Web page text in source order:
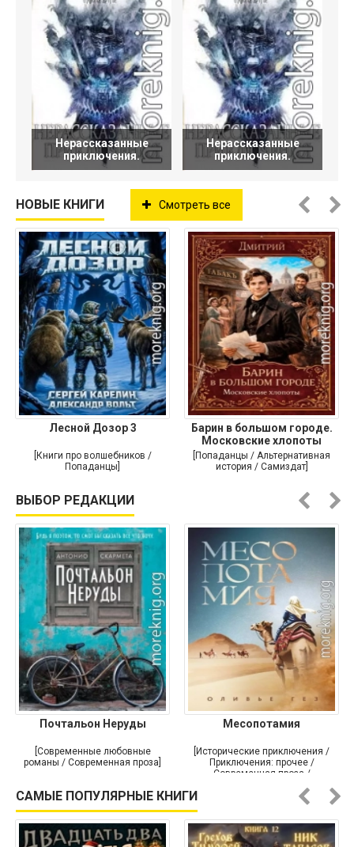
Нерассказанные
приключения.
Нерассказанные
приключения.
НОВЫЕ КНИГИ Смотреть все
Лесной Дозор 3
[Книги про волшебников /
Попаданцы]
Барин в большом городе.
Московские хлопоты
[Попаданцы / Альтернативная
история / Самиздат]
ВЫБОР РЕДАКЦИИ
Почтальон Неруды
[Современные любовные
романы / Современная проза]
Месопотамия
[Исторические приключения /
Приключения: прочее /
Современная проза /
САМЫЕ ПОПУЛЯРНЫЕ КНИГИ